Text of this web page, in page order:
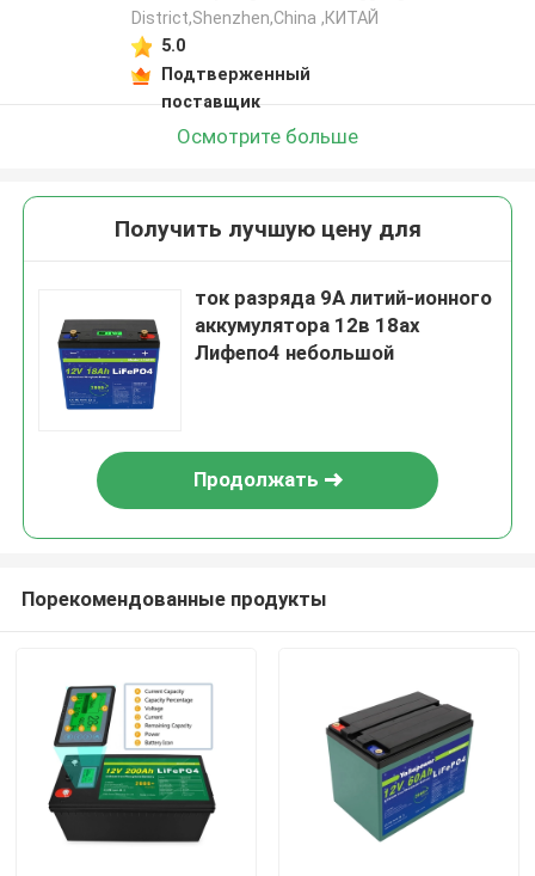
District,Shenzhen,China ,КИТАЙ
5.0
Подтверженный
поставщик
Осмотрите больше
Получить лучшую цену для
ток разряда 9А литий-ионного
аккумулятора 12в 18ах
Лифепо4 небольшой
Продолжать
Порекомендованные продукты